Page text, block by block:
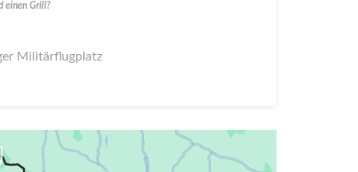
einen Grill?
Militärflugplatz